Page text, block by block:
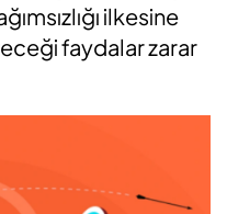
ilkesine
faydalar zarar